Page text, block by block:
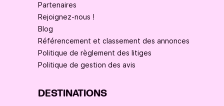
Partenaires
Rejoignez-nous !
Blog
Référencement et classement des annonces
Politique de règlement des litiges
Politique de gestion des avis
DESTINATIONS